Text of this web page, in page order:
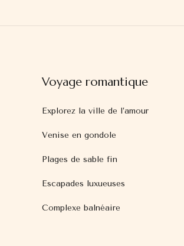
Voyage romantique
Explorez la ville de l’amour
Venise en gondole
Plages de sable fin
Escapades luxueuses
Complexe balnéaire